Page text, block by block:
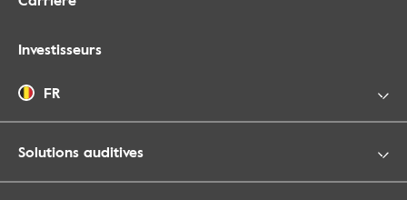
Investisseurs
FR
Solutions auditives